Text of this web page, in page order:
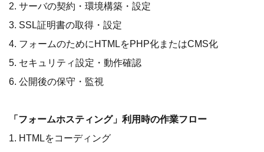
2. サーバの契約・環境構築・設定
3. SSL証明書の取得・設定
4. フォームのためにHTMLをPHP化またはCMS化
5. セキュリティ設定・動作確認
6. 公開後の保守・監視
「フォームホスティング」利用時の作業フロー
1. HTMLをコーディング